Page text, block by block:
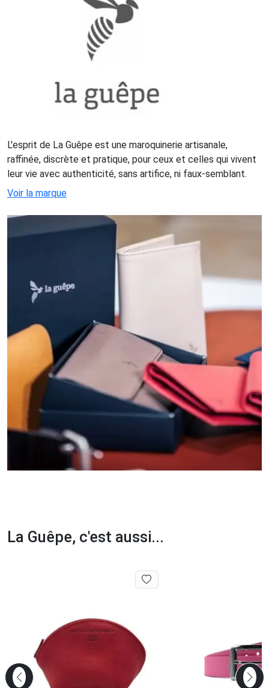
L'esprit de La Guêpe est une maroquinerie artisanale,
raffinée, discrète et pratique, pour ceux et celles qui vivent
leur vie avec authenticité, sans artifice, ni faux-semblant.
Voir la marque
La Guêpe, c'est aussi...